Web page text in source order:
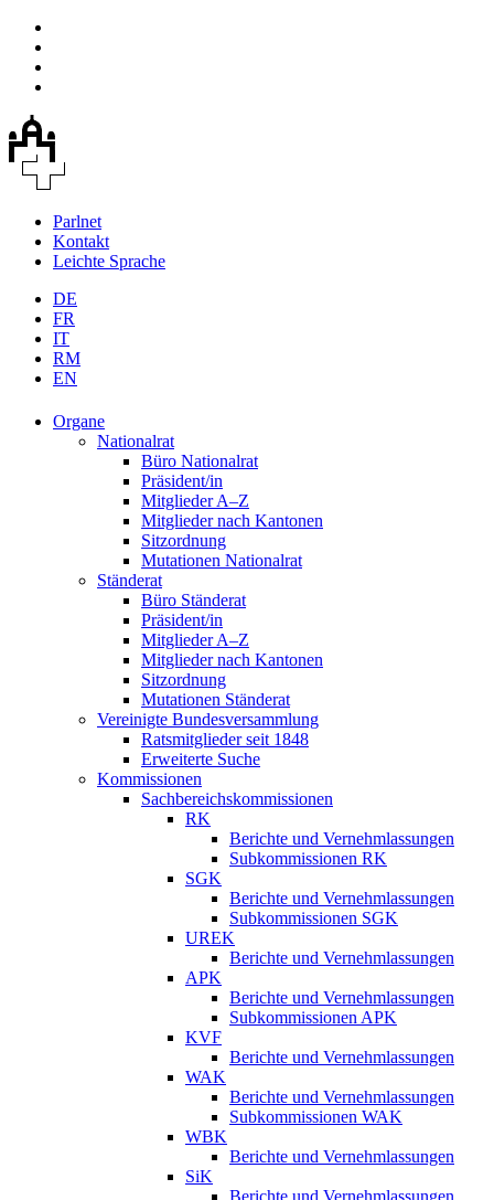
Parlnet
Kontakt
Leichte Sprache
DE
FR
IT
RM
EN
Organe
Nationalrat
Büro Nationalrat
Präsident/in
Mitglieder A–Z
Mitglieder nach Kantonen
Sitzordnung
Mutationen Nationalrat
Ständerat
Büro Ständerat
Präsident/in
Mitglieder A–Z
Mitglieder nach Kantonen
Sitzordnung
Mutationen Ständerat
Vereinigte Bundesversammlung
Ratsmitglieder seit 1848
Erweiterte Suche
Kommissionen
Sachbereichskommissionen
RK
Berichte und Vernehmlassungen
Subkommissionen RK
SGK
Berichte und Vernehmlassungen
Subkommissionen SGK
UREK
Berichte und Vernehmlassungen
APK
Berichte und Vernehmlassungen
Subkommissionen APK
KVF
Berichte und Vernehmlassungen
WAK
Berichte und Vernehmlassungen
Subkommissionen WAK
WBK
Berichte und Vernehmlassungen
SiK